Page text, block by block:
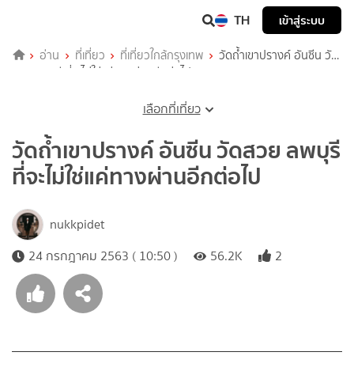
TH เข้าสู่ระบบ
อ่าน ที่เที่ยว ที่เที่ยวใกล้กรุงเทพ
วัดถ้ำเขาปรางค์ อันซีน วัด
สวย ลพบุรี ที่จะไม่ใช่แค่ทางผ่านอีกต่อไป
เลือกที่เที่ยว
วัดถ้ำเขาปรางค์ อันซีน วัดสวย ลพบุรี
ที่จะไม่ใช่แค่ทางผ่านอีกต่อไป
nukkpidet
24 กรกฎาคม 2563 ( 10:50 )
56.2K 2